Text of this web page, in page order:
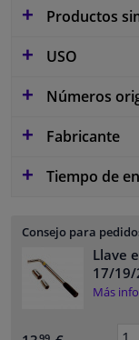
Productos
USO
Números
Fabricante
Tiempo de
Consejo para
Llave
17/
Más